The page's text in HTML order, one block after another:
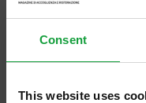
Consent
This website uses
Per il Natale
cremoso
di alta qualità e